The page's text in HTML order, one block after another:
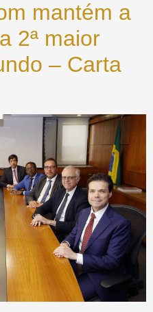
mantém a
2ª maior
– Carta